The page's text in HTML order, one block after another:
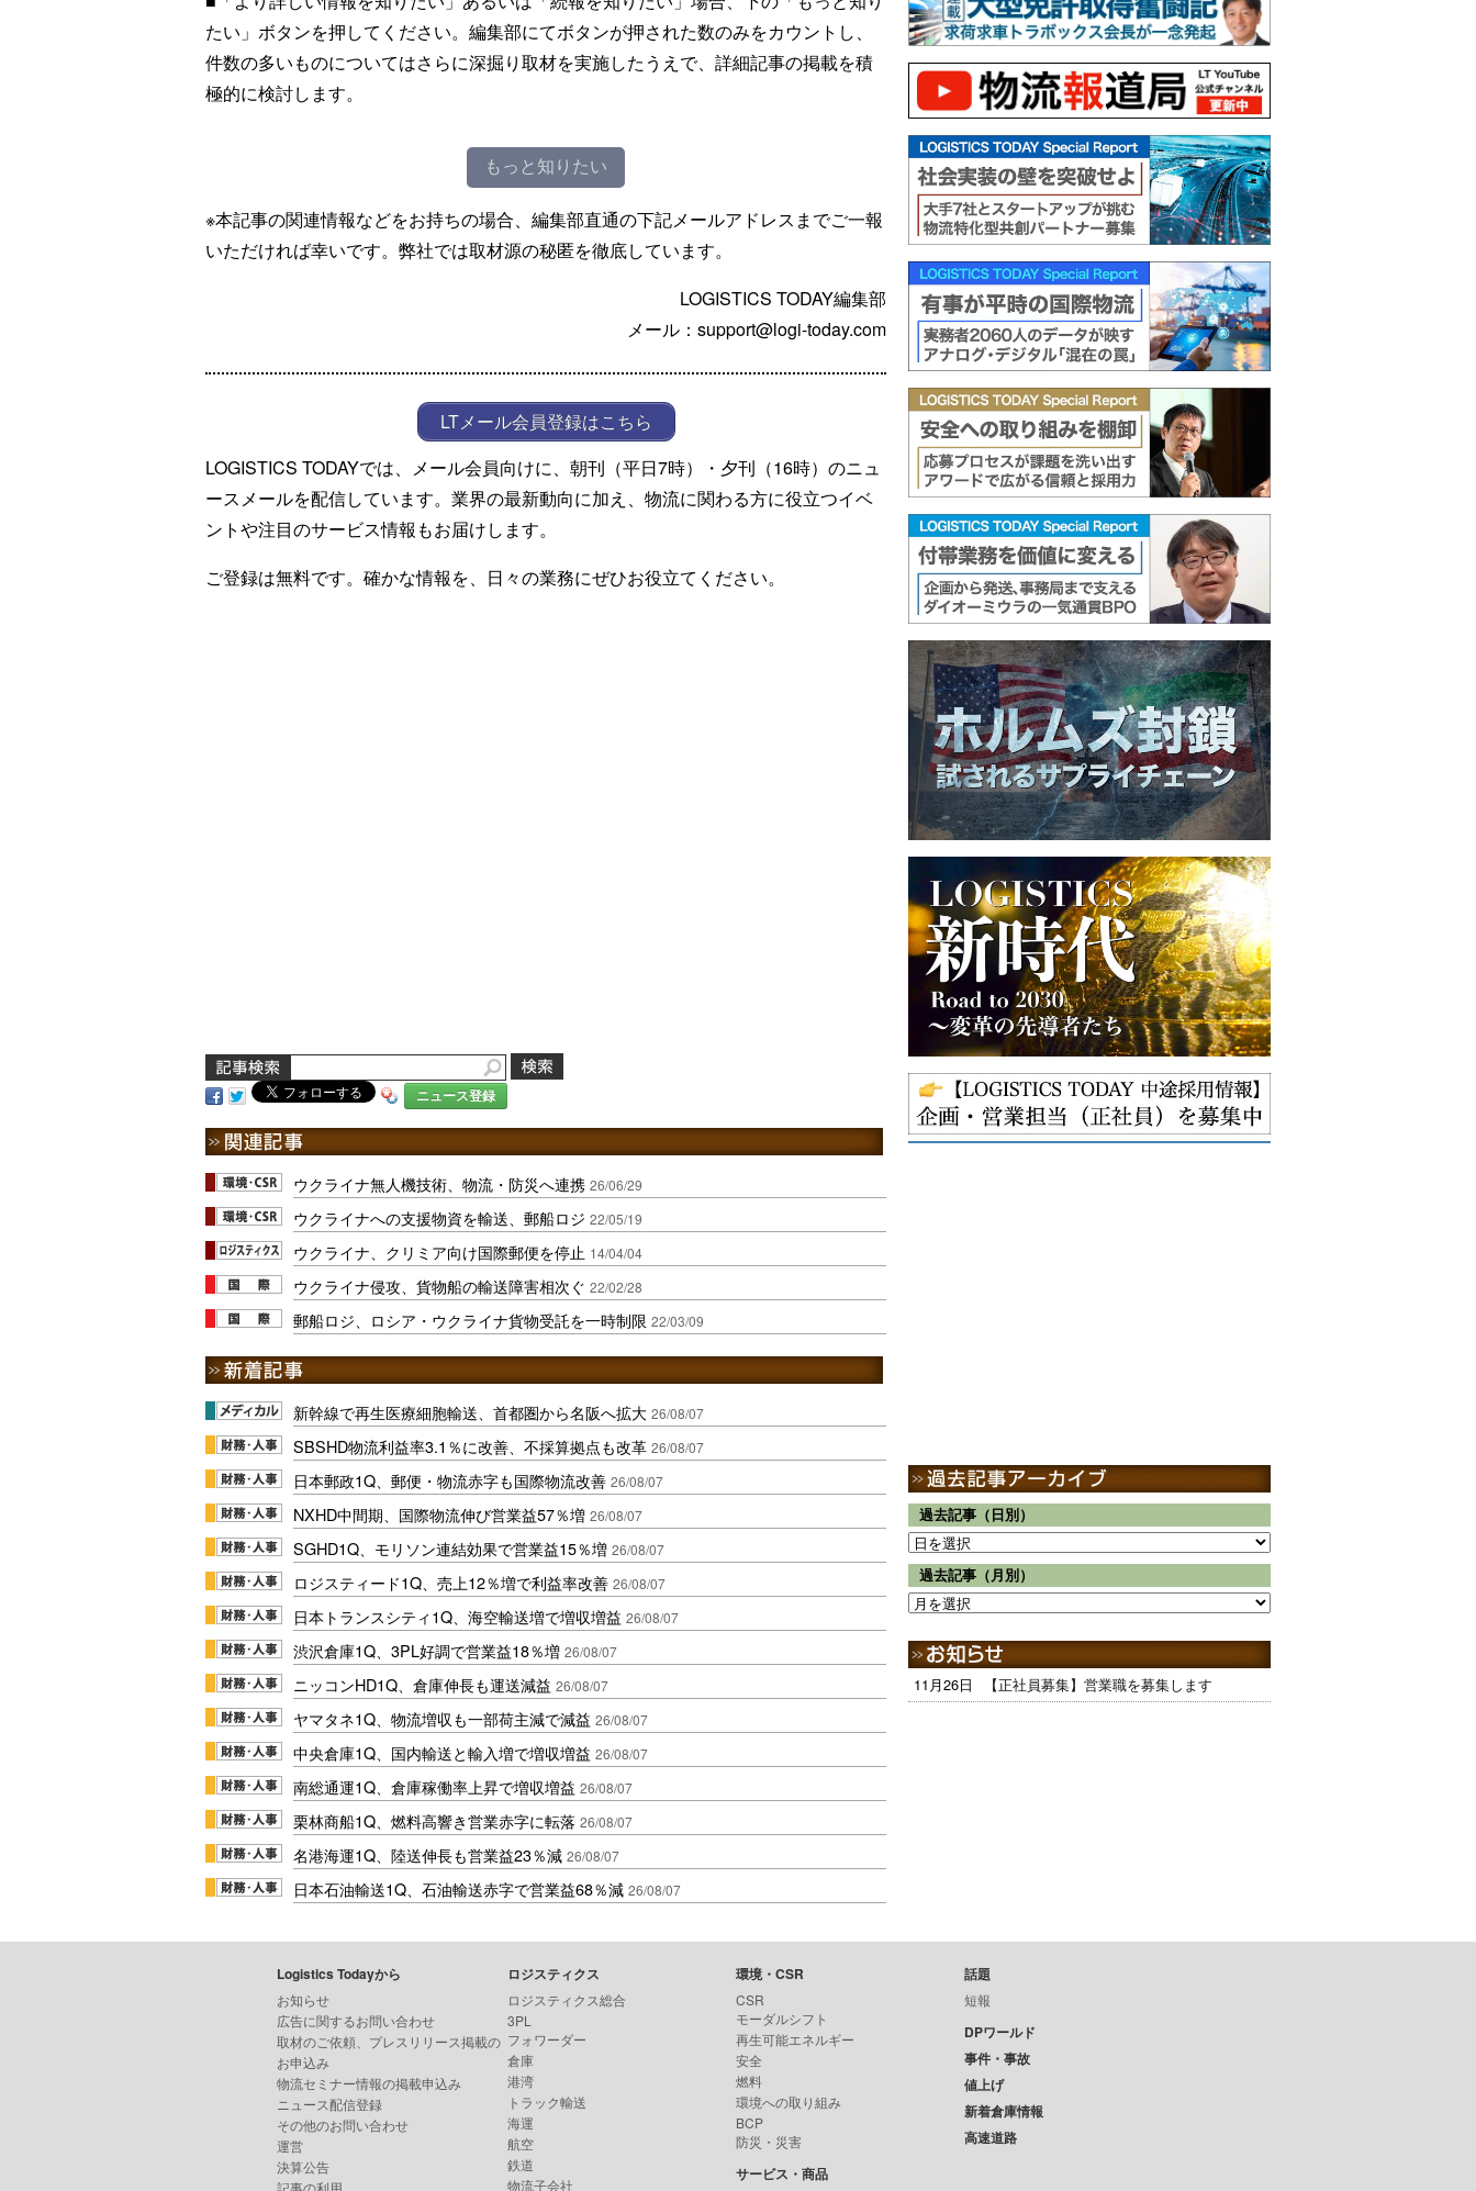
たい」ボタンを押してください。編集部にてボタンが押された数のみをカウントし、
件数の多いものについてはさらに深掘り取材を実施したうえで、詳細記事の掲載を積
極的に検討します。
もっと知りたい
※本記事の関連情報などをお持ちの場合、編集部直通の下記メールアドレスまでご一報
いただければ幸いです。弊社では取材源の秘匿を徹底しています。
LOGISTICS TODAY編集部
メール：support@logi-today.com
LTメール会員登録はこちら
LOGISTICS TODAYでは、メール会員向けに、朝刊（平日7時）・夕刊（16時）のニュ
ースメールを配信しています。業界の最新動向に加え、物流に関わる方に役立つイベ
ントや注目のサービス情報もお届けします。
ご登録は無料です。確かな情報を、日々の業務にぜひお役立てください。
ニュース登録
ウクライナ無人機技術、物流・防災へ連携 26/06/29
ウクライナへの支援物資を輸送、郵船ロジ 22/05/19
ウクライナ、クリミア向け国際郵便を停止 14/04/04
ウクライナ侵攻、貨物船の輸送障害相次ぐ 22/02/28
郵船ロジ、ロシア・ウクライナ貨物受託を一時制限 22/03/09
新幹線で再生医療細胞輸送、首都圏から名阪へ拡大 26/08/07
SBSHD物流利益率3.1％に改善、不採算拠点も改革 26/08/07
日本郵政1Q、郵便・物流赤字も国際物流改善 26/08/07
NXHD中間期、国際物流伸び営業益57％増 26/08/07
SGHD1Q、モリソン連結効果で営業益15％増 26/08/07
ロジスティード1Q、売上12％増で利益率改善 26/08/07
日本トランスシティ1Q、海空輸送増で増収増益 26/08/07
渋沢倉庫1Q、3PL好調で営業益18％増 26/08/07
ニッコンHD1Q、倉庫伸長も運送減益 26/08/07
ヤマタネ1Q、物流増収も一部荷主減で減益 26/08/07
中央倉庫1Q、国内輸送と輸入増で増収増益 26/08/07
南総通運1Q、倉庫稼働率上昇で増収増益 26/08/07
栗林商船1Q、燃料高響き営業赤字に転落 26/08/07
名港海運1Q、陸送伸長も営業益23％減 26/08/07
日本石油輸送1Q、石油輸送赤字で営業益68％減 26/08/07
過去記事（日別）
過去記事（月別）
11月26日 【正社員募集】営業職を募集します
Logistics Todayから
お知らせ
広告に関するお問い合わせ
取材のご依頼、プレスリリース掲載の
お申込み
物流セミナー情報の掲載申込み
ニュース配信登録
その他のお問い合わせ
運営
決算公告
記事の利用
ロジスティクス
ロジスティクス総合
3PL
フォワーダー
倉庫
港湾
トラック輸送
海運
航空
鉄道
物流子会社
環境・CSR
CSR
モーダルシフト
再生可能エネルギー
安全
燃料
環境への取り組み
BCP
防災・災害
サービス・商品
話題
短報
DPワールド
事件・事故
値上げ
新着倉庫情報
高速道路